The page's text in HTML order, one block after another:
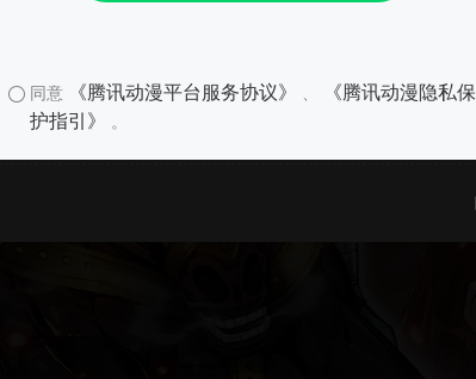
同意 《腾讯动漫平台服务协议》
《腾讯动漫隐私保
护指引》
。